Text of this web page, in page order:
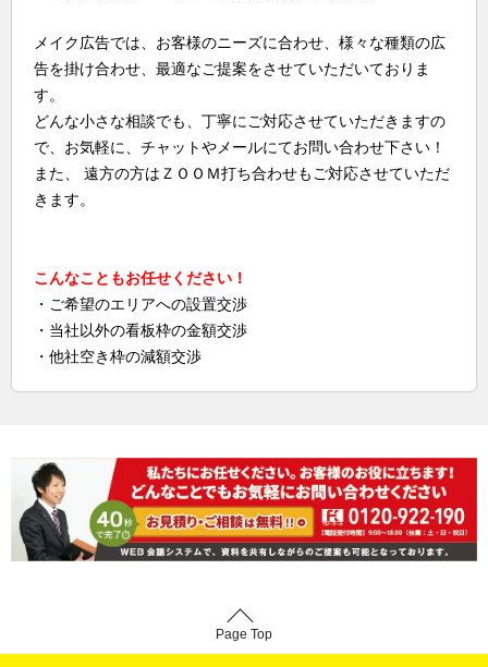
メイク広告では、お客様のニーズに合わせ、様々な種類の広
告を掛け合わせ、最適なご提案をさせていただいておりま
す。
どんな小さな相談でも、丁寧にご対応させていただきますの
で、お気軽に、チャットやメールにてお問い合わせ下さい！
また、 遠方の方はＺＯＯＭ打ち合わせもご対応させていただ
きます。
こんなこともお任せください！
・ご希望のエリアへの設置交渉
・当社以外の看板枠の金額交渉
・他社空き枠の減額交渉
Page Top